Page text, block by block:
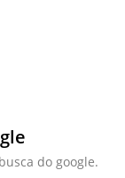
do google.